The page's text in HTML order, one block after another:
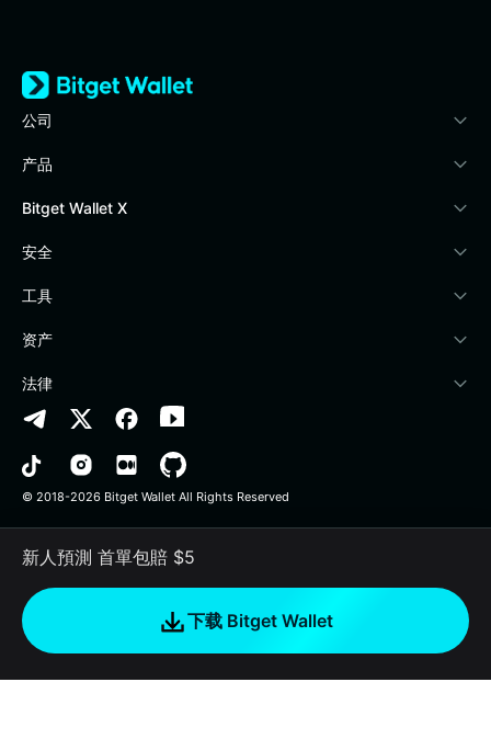
公司
关于 Bitget Wallet
博客
学院
加密资讯
帮助中心
联系我们
品牌资源
工作机会
产品
加密卡
稳定币理财
Payfi Crypto
Crypto Swap API
山寨季指数
预测市场
DApp
RWA
如何购买加密货币
Bitget Wallet X
开发者文档
接入钱包
Bitget Wallet Pay
合作上架
安全
风险保障基金
安全防护技术
工具
快捷买币
授权检测
合约检测
批量转账
资产
Arbitrum
Avalanche
Bitcoin
Polygon
法律
隐私协议
用户使用协议
© 2018-2026 Bitget Wallet All Rights Reserved
新人預測 首單包賠 $5
下载 Bitget Wallet